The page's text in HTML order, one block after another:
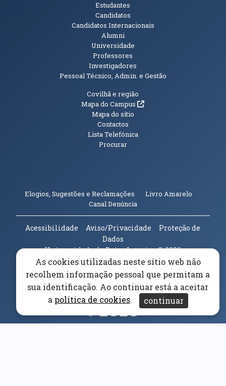
Estudantes
Candidatos
Candidatos Internacionais
Alumni
Universidade
Professores
Investigadores
Pessoal Técnico, Admin. e Gestão
Informações Adicionais
Covilhã e região
Mapa do Campus(abre em nova janela)
Mapa do sítio
Contactos
Lista Telefónica
Procurar
Elogios, Sugestões e Reclamações Livro Amarelo
Canal Denúncia(abre em nova janela)
Acessibilidade Aviso/Privacidade
Proteção de
Dados
Universidade da Beira Interior© 2026
Parceiros e Financiadores(abre em nova janela)
(abre em nova janela)
As cookies utilizadas neste sítio web não
recolhem informação pessoal que permitam a
sua identificação. Ao continuar está a aceitar
a política de cookies. continuar